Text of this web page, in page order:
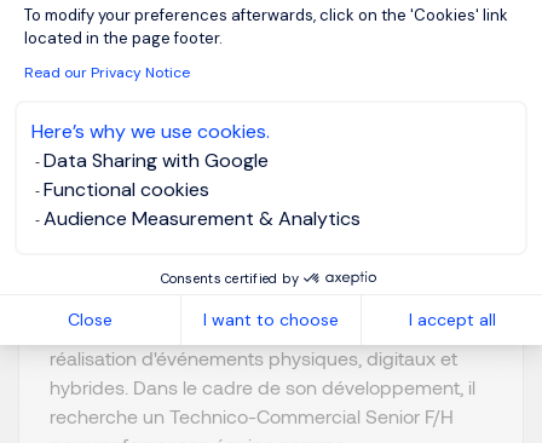
To modify your preferences afterwards, click on the 'Cookies' link
located in the page footer.
Read our Privacy Notice
Here’s why we use cookies.
Data Sharing with Google
Functional cookies
Audience Measurement & Analytics
Consents certified by
Close I want to choose I accept all
Fontenay-sous-
Bois, Ile-de-
Permanent
View the video
Notre client, acteur reconnu de l'événementiel
marques et organisations dans la conception et la
réalisation d'événements physiques, digitaux et
hybrides. Dans le cadre de son développement, il
recherche un Technico-Commercial Senior F/H